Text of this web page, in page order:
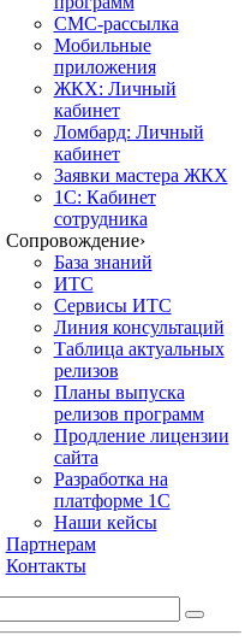
СМС-рассылка
Мобильные
приложения
ЖКХ: Личный
кабинет
Ломбард: Личный
кабинет
Заявки мастера ЖКХ
1С: Кабинет
сотрудника
Сопровождение›
База знаний
ИТС
Сервисы ИТС
Линия консультаций
Таблица актуальных
релизов
Планы выпуска
релизов программ
Продление лицензии
сайта
Разработка на
платформе 1С
Наши кейсы
Партнерам
Контакты